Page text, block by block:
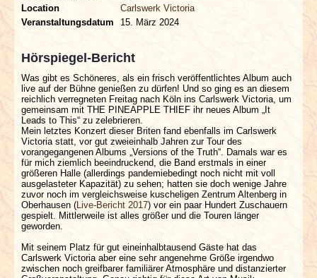
ARCHIV
Location
Carlswerk Victoria
Veranstaltungsdatum
15. März 2024
Hörspiegel-Bericht
Was gibt es Schöneres, als ein frisch veröffentlichtes Album auch
live auf der Bühne genießen zu dürfen! Und so ging es an diesem
reichlich verregneten Freitag nach Köln ins Carlswerk Victoria, um
gemeinsam mit THE PINEAPPLE THIEF ihr neues Album „It
Leads to This“ zu zelebrieren.
Mein letztes Konzert dieser Briten fand ebenfalls im Carlswerk
Victoria statt, vor gut zweieinhalb Jahren zur Tour des
vorangegangenen Albums „Versions of the Truth“. Damals war es
für mich ziemlich beeindruckend, die Band erstmals in einer
größeren Halle (allerdings pandemiebedingt noch nicht mit voll
ausgelasteter Kapazität) zu sehen; hatten sie doch wenige Jahre
zuvor noch im vergleichsweise kuscheligen Zentrum Altenberg in
Oberhausen (Live-Bericht 2017) vor ein paar Hundert Zuschauern
gespielt. Mittlerweile ist alles größer und die Touren länger
geworden.
Mit seinem Platz für gut eineinhalbtausend Gäste hat das
Carlswerk Victoria aber eine sehr angenehme Größe irgendwo
zwischen noch greifbarer familiärer Atmosphäre und distanzierter